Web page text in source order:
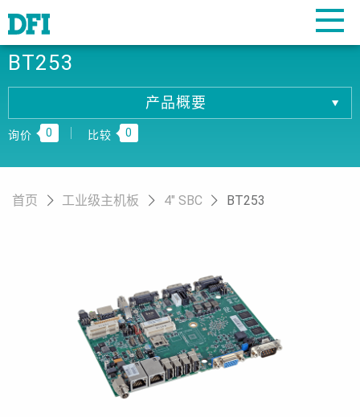
BT253
产品概要
产品概要
相關下载
订购资讯
询价 0 比较 0
首页 工业级主机板 4" SBC BT253